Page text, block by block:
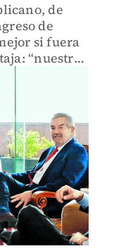
de
de
si fuera
“nuestra
a la